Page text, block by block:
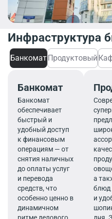
Инфраструктура
БанкоматПродуктовый
Банкомат
Банкомат
обеспечивает
быстрый и
удобный доступ
к финансовым
операциям — от
снятия наличных
до оплаты услуг
и перевода
средств, что
особенно ценно в
динамичном
а
блюд
и